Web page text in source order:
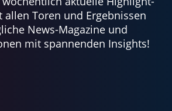
allen Toren und Ergebnissen
News-Magazine und
mit spannenden Insights!